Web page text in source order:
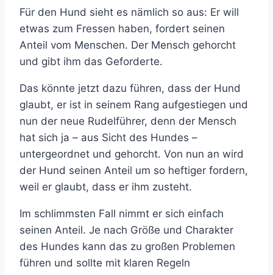
Für den Hund sieht es nämlich so aus: Er will
etwas zum Fressen haben, fordert seinen
Anteil vom Menschen. Der Mensch gehorcht
und gibt ihm das Geforderte.
Das könnte jetzt dazu führen, dass der Hund
glaubt, er ist in seinem Rang aufgestiegen und
nun der neue Rudelführer, denn der Mensch
hat sich ja – aus Sicht des Hundes –
untergeordnet und gehorcht. Von nun an wird
der Hund seinen Anteil um so heftiger fordern,
weil er glaubt, dass er ihm zusteht.
Im schlimmsten Fall nimmt er sich einfach
seinen Anteil. Je nach Größe und Charakter
des Hundes kann das zu großen Problemen
führen und sollte mit klaren Regeln